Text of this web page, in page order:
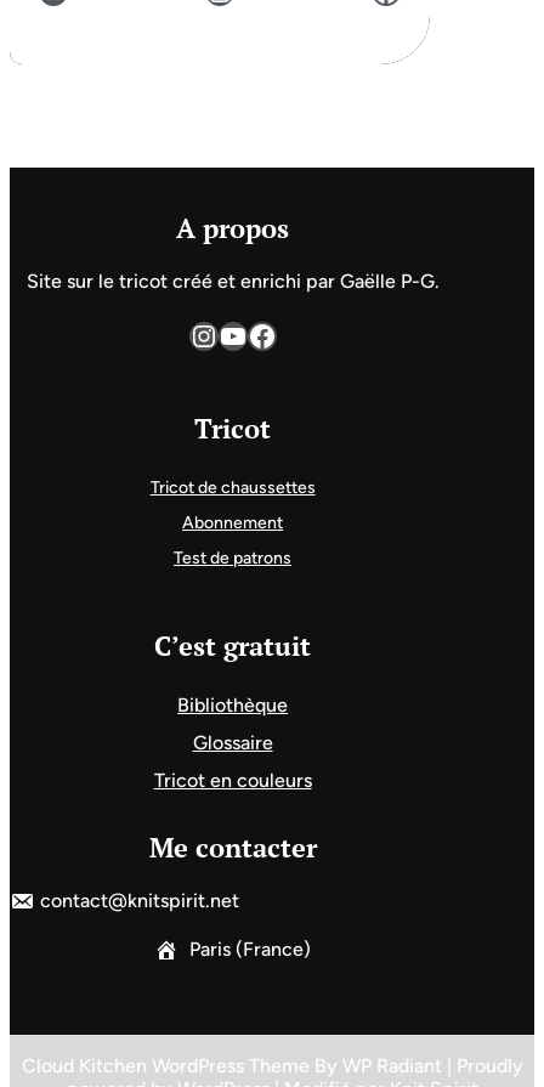
A propos
Site sur le tricot créé et enrichi par Gaëlle P-G.
InstagramYouTube Facebook
Tricot
Tricot de chaussettes
Abonnement
Test de patrons
C’est gratuit
Bibliothèque
Glossaire
Tricot en couleurs
Me contacter
contact@knitspirit.net
Paris (France)
Cloud Kitchen WordPress Theme By WP Radiant | Proudly